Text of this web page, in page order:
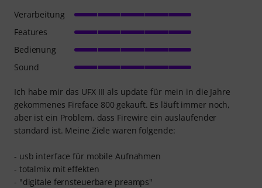
Ich habe mir das UFX III als update für mein in die Jahre
gekommenes Fireface 800 gekauft. Es läuft immer noch,
aber ist ein Problem, dass Firewire ein auslaufender
standard ist. Meine Ziele waren folgende:
- usb interface für mobile Aufnahmen
- totalmix mit effekten
- "digitale fernsteuerbare preamps"
Verarbeitung
Features
Bedienung
Sound